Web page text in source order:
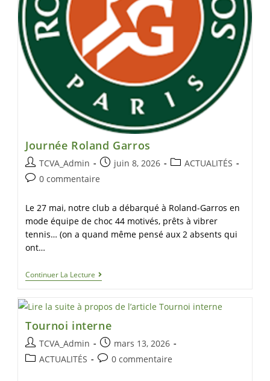
Journée Roland Garros
TCVA_Admin juin 8, 2026
ACTUALITÉS
0 commentaire
Le 27 mai, notre club a débarqué à Roland-Garros en
mode équipe de choc 44 motivés, prêts à vibrer
tennis… (on a quand même pensé aux 2 absents qui
ont…
Continuer La Lecture
Tournoi interne
TCVA_Admin
mars 13, 2026
ACTUALITÉS
0 commentaire